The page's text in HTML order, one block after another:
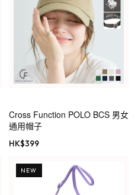
Cross Function POLO BCS 男女
通用帽子
HK$399
NEW